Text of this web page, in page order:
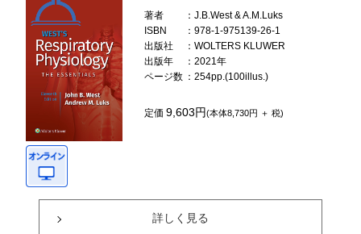
著者
：J.B.West & A.M.Luks
ISBN
：978-1-975139-26-1
出版社
：WOLTERS KLUWER
出版年
：2021年
ページ数 ：254pp.(100illus.)
定価9,603円(本体8,730円 ＋ 税)
詳しく見る